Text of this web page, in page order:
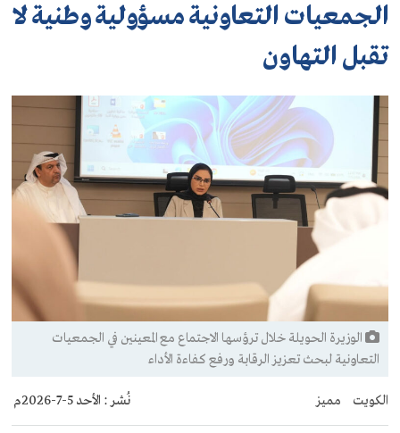
الجمعيات التعاونية مسؤولية وطنية لا
تقبل التهاون
الوزيرة الحويلة خلال ترؤسها الاجتماع مع المعينين في الجمعيات
التعاونية لبحث تعزيز الرقابة ورفع كفاءة الأداء
الكويت مميز نُشر : الأحد 5-7-2026م